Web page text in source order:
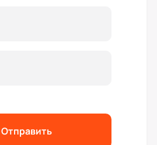
Отправить